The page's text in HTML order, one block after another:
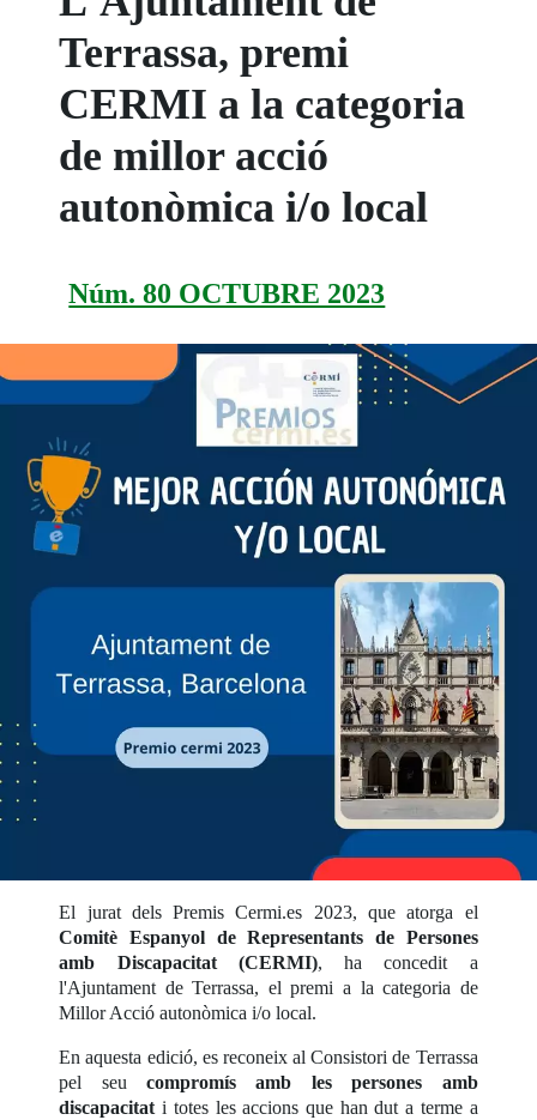
Terrassa, premi
CERMI a la categoria
de millor acció
autonòmica i/o local
Núm. 80 OCTUBRE 2023
El jurat dels Premis Cermi.es 2023, que atorga el
Comitè Espanyol de Representants de Persones
amb Discapacitat (CERMI), ha concedit a
l'Ajuntament de Terrassa, el premi a la categoria de
Millor Acció autonòmica i/o local.
En aquesta edició, es reconeix al Consistori de Terrassa
pel seucompromís amb les persones amb
discapacitat i totes les accions que han dut a terme a